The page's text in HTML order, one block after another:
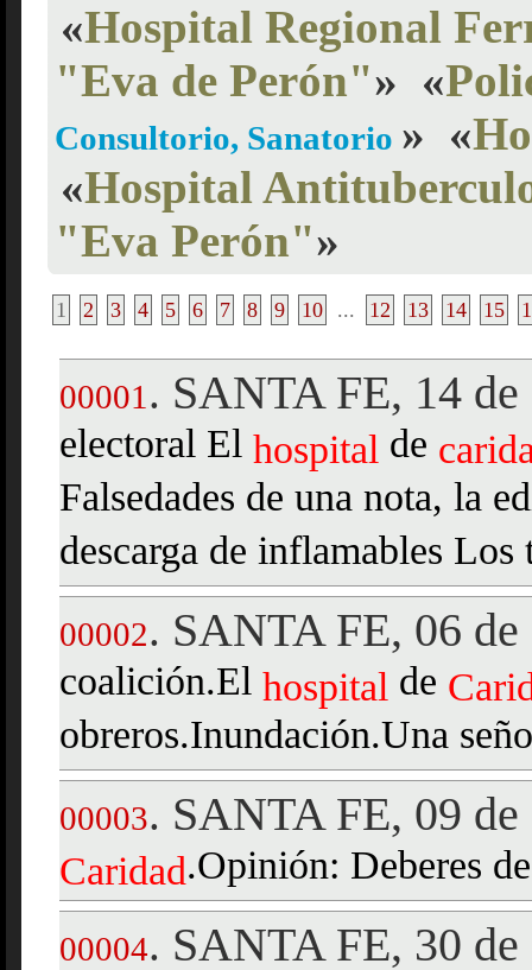
«Hospital Regional
"Eva de Perón"» «
Consultorio, Sanatorio » «
«Hospital
"Eva Perón"»
1 2 3 4 5 6 7 8 9 10 ... 12 13 14 15
00001 . SANTA FE, 14
electoral El hospital de
Falsedades de una nota, la
descarga de inflamables
00002. SANTA FE, 06 de
coalición.El hospital de
obreros.Inundación.Una
00003. SANTA FE, 09 de
Caridad.Opinión: Deberes
00004. SANTA FE, 30 de